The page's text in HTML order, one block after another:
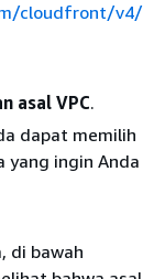
cloudfront/v4/
asal VPC.
dapat memilih
yang ingin Anda
di bawah